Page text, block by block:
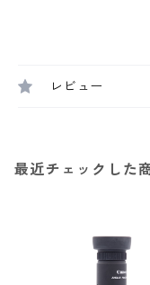
レビュー
最近チェックした